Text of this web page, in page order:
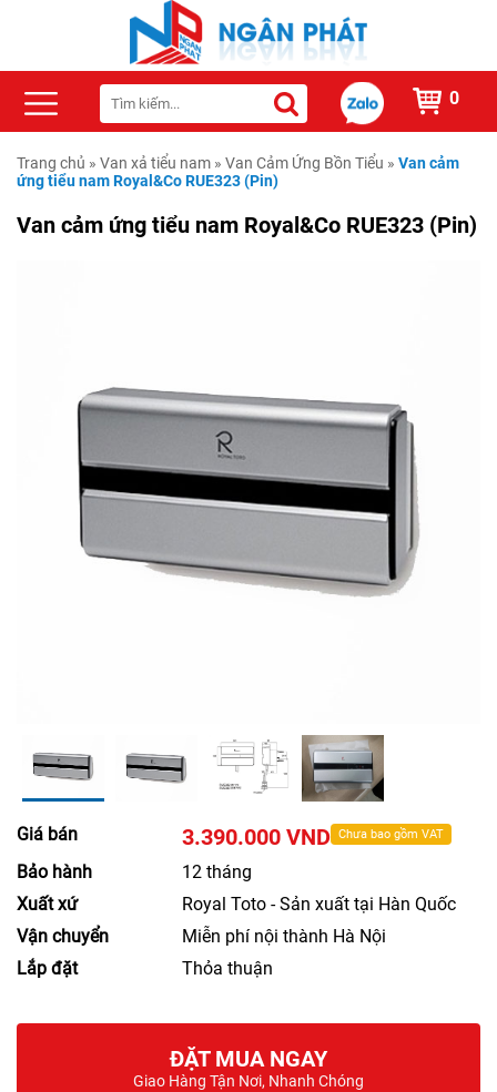
0
Trang chủ » Van xả tiểu nam » Van Cảm Ứng Bồn Tiểu » Van cảm
ứng tiểu nam Royal&Co RUE323 (Pin)
Van cảm ứng tiểu nam Royal&Co RUE323 (Pin)
Giá bán 3.390.000 VND Chưa bao gồm VAT
Bảo hành
12 tháng
Xuất xứ
Royal Toto - Sản xuất tại Hàn Quốc
Vận chuyển
Miễn phí nội thành Hà Nội
Lắp đặt
Thỏa thuận
ĐẶT MUA NGAY
Giao Hàng Tận Nơi, Nhanh Chóng